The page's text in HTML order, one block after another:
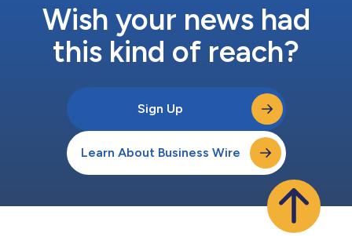
Wish your news had
this kind of reach?
Sign Up
Learn About Business Wire